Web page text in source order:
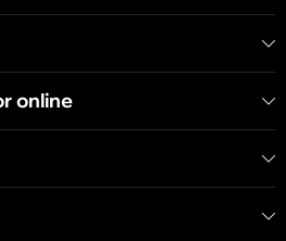
online